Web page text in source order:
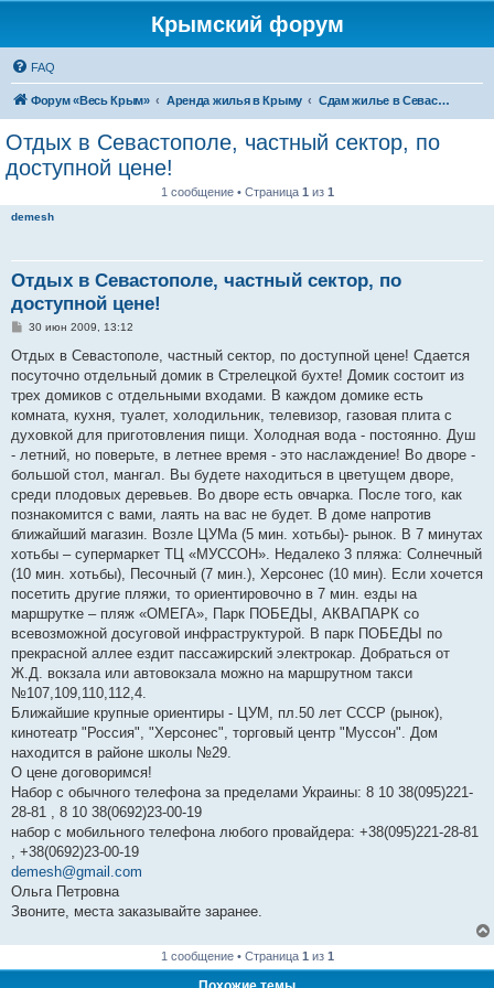
Крымский форум
FAQ
Форум «Весь Крым» Аренда жилья в Крыму Сдам жилье в Севастополе
Отдых в Севастополе, частный сектор, по
доступной цене!
1 сообщение • Страница 1 из 1
demesh
Отдых в Севастополе, частный сектор, по
доступной цене!
С
о
б
щ
е
и
е
30 июн 2009, 13:12
Отдых в Севастополе, частный сектор, по доступной цене! Сдается
посуточно отдельный домик в Стрелецкой бухте! Домик состоит из
трех домиков с отдельными входами. В каждом домике есть
комната, кухня, туалет, холодильник, телевизор, газовая плита с
духовкой для приготовления пищи. Холодная вода - постоянно. Душ
- летний, но поверьте, в летнее время - это наслаждение! Во дворе -
большой стол, мангал. Вы будете находиться в цветущем дворе,
среди плодовых деревьев. Во дворе есть овчарка. После того, как
познакомится с вами, лаять на вас не будет. В доме напротив
ближайший магазин. Возле ЦУМа (5 мин. хотьбы)- рынок. В 7 минутах
хотьбы – супермаркет ТЦ «МУССОН». Недалеко 3 пляжа: Солнечный
(10 мин. хотьбы), Песочный (7 мин.), Херсонес (10 мин). Если хочется
посетить другие пляжи, то ориентировочно в 7 мин. езды на
маршрутке – пляж «ОМЕГА», Парк ПОБЕДЫ, АКВАПАРК со
всевозможной досуговой инфраструктурой. В парк ПОБЕДЫ по
прекрасной аллее ездит пассажирский электрокар. Добраться от
Ж.Д. вокзала или автовокзала можно на маршрутном такси
№107,109,110,112,4.
Ближайшие крупные ориентиры - ЦУМ, пл.50 лет СССР (рынок),
кинотеатр "Россия", "Херсонес", торговый центр "Муссон". Дом
находится в районе школы №29.
О цене договоримся!
Набор с обычного телефона за пределами Украины: 8 10 38(095)221-
28-81 , 8 10 38(0692)23-00-19
набор с мобильного телефона любого провайдера: +38(095)221-28-81
, +38(0692)23-00-19
demesh@gmail.com
Ольга Петровна
Звоните, места заказывайте заранее.
1 сообщение • Страница 1 из 1